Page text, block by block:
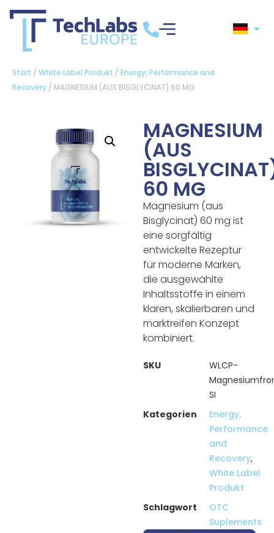
Start / White Label Produkt / Energy, Performance and
Recovery / MAGNESIUM (AUS BISGLYCINAT) 60 MG
MAGNESIUM
(AUS
60 MG
Magnesium (aus
Bisglycinat) 60 mg ist
eine sorgfältig
entwickelte Rezeptur
für moderne Marken,
die ausgewählte
Inhaltsstoffe in einem
klaren, skalierbaren und
marktreifen Konzept
kombiniert.
SKU
WLCP-
SI
Kategorien
Energy,
Performance
and
Recovery,
White Label
Produkt
Schlagwort
OTC
Suplements